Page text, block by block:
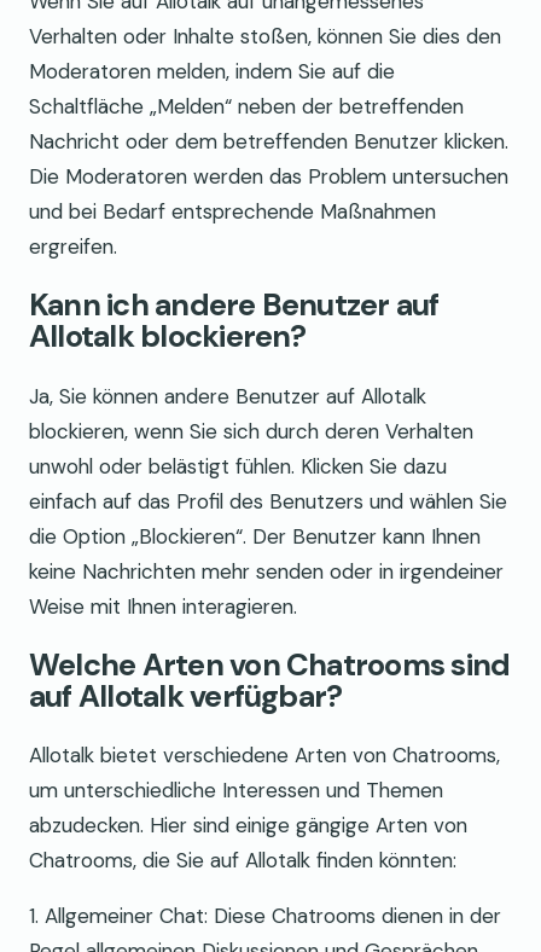
Verhalten oder Inhalte stoßen, können Sie dies den
Moderatoren melden, indem Sie auf die
Schaltfläche „Melden“ neben der betreffenden
Nachricht oder dem betreffenden Benutzer klicken.
Die Moderatoren werden das Problem untersuchen
und bei Bedarf entsprechende Maßnahmen
ergreifen.
Kann ich andere Benutzer auf
Allotalk blockieren?
Ja, Sie können andere Benutzer auf Allotalk
blockieren, wenn Sie sich durch deren Verhalten
unwohl oder belästigt fühlen. Klicken Sie dazu
einfach auf das Profil des Benutzers und wählen Sie
die Option „Blockieren“. Der Benutzer kann Ihnen
keine Nachrichten mehr senden oder in irgendeiner
Weise mit Ihnen interagieren.
Welche Arten von Chatrooms sind
auf Allotalk verfügbar?
Allotalk bietet verschiedene Arten von Chatrooms,
um unterschiedliche Interessen und Themen
abzudecken. Hier sind einige gängige Arten von
Chatrooms, die Sie auf Allotalk finden könnten:
1. Allgemeiner Chat: Diese Chatrooms dienen in der